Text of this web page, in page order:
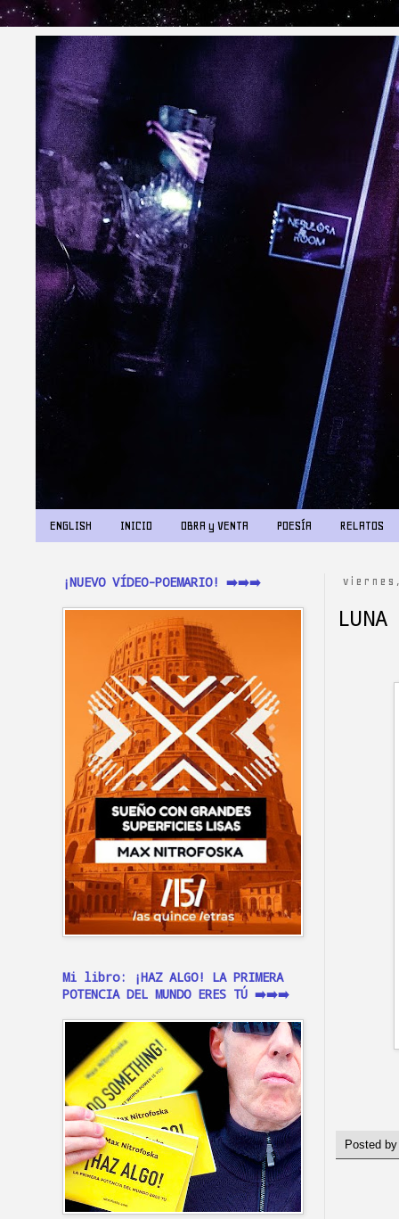
ENGLISH INICIO OBRA y VENTA POESÍA RELATOS
Posted
¡NUEVO VÍDEO-POEMARIO! ➡️➡️➡️
Mi libro: ¡HAZ ALGO! LA PRIMERA
POTENCIA DEL MUNDO ERES TÚ ➡️➡️➡️